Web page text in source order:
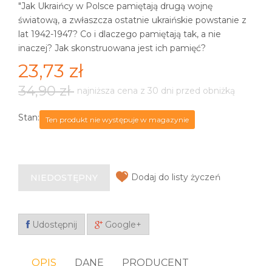
"Jak Ukraińcy w Polsce pamiętają drugą wojnę
światową, a zwłaszcza ostatnie ukraińskie powstanie z
lat 1942-1947? Co i dlaczego pamiętają tak, a nie
inaczej? Jak skonstruowana jest ich pamięć?
23,73 zł
34,90 zł najniższa cena z 30 dni przed obniżką
Stan: Ten produkt nie występuje w magazynie
NIEDOSTĘPNY Dodaj do listy życzeń
Udostępnij Google+
OPIS DANE PRODUCENT